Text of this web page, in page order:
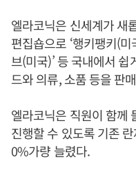
엘라코닉은 신세계가 새
편집숍으로 ‘행키팽키(미
브(미국)’ 등 국내에서
드와 의류, 소품 등을 판
엘라코닉은 직원이 함께
진행할 수 있도록 기존
0%가량 늘렸다.